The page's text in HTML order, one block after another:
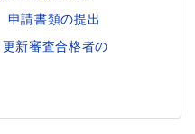
申請書類の提出
新審査合格者の